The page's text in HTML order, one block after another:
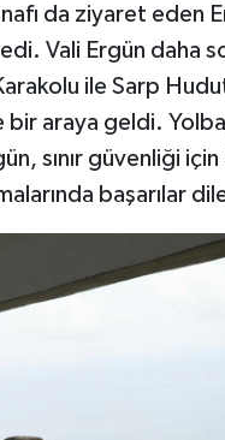
da ziyaret eden
Vali Ergün daha
ile Sarp
araya geldi.
sınır güvenliği
başarılar